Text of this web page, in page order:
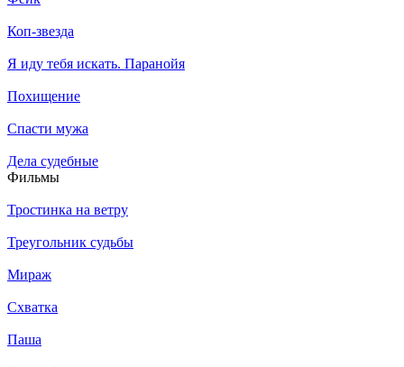
Коп-звезда
Я иду тебя искать. Паранойя
Похищение
Спасти мужа
Дела судебные
Филь­мы
Тростинка на ветру
Треугольник судьбы
Мираж
Схватка
Паша